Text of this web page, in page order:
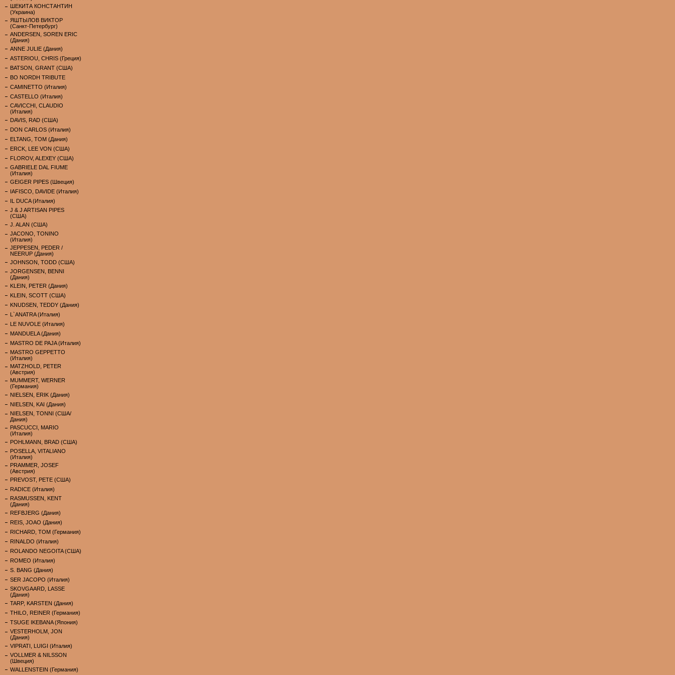
ШЕКИТА КОНСТАНТИН
(Украина)
ЯШТЫЛОВ ВИКТОР
(Санкт-Петербург)
ANDERSEN, SOREN ERIC
(Дания)
ANNE JULIE (Дания)
ASTERIOU, CHRIS (Греция)
BATSON, GRANT (США)
BO NORDH TRIBUTE
CAMINETTO (Италия)
CASTELLO (Италия)
CAVICCHI, CLAUDIO
(Италия)
DAVIS, RAD (США)
DON CARLOS (Италия)
ELTANG, TOM (Дания)
ERCK, LEE VON (США)
FLOROV, ALEXEY (США)
GABRIELE DAL FIUME
(Италия)
GEIGER PIPES (Швеция)
IAFISCO, DAVIDE (Италия)
IL DUCA (Италия)
J & J ARTISAN PIPES
(США)
J. ALAN (США)
JACONO, TONINO
(Италия)
JEPPESEN, PEDER /
NEERUP (Дания)
JOHNSON, TODD (США)
JORGENSEN, BENNI
(Дания)
KLEIN, PETER (Дания)
KLEIN, SCOTT (США)
KNUDSEN, TEDDY (Дания)
L`ANATRA (Италия)
LE NUVOLE (Италия)
MANDUELA (Дания)
MASTRO DE PAJA (Италия)
MASTRO GEPPETTO
(Италия)
MATZHOLD, PETER
(Австрия)
MUMMERT, WERNER
(Германия)
NIELSEN, ERIK (Дания)
NIELSEN, KAI (Дания)
NIELSEN, TONNI (США/
Дания)
PASCUCCI, MARIO
(Италия)
POHLMANN, BRAD (США)
POSELLA, VITALIANO
(Италия)
PRAMMER, JOSEF
(Австрия)
PREVOST, PETE (США)
RADICE (Италия)
RASMUSSEN, KENT
(Дания)
REFBJERG (Дания)
REIS, JOAO (Дания)
RICHARD, TOM (Германия)
RINALDO (Италия)
ROLANDO NEGOITA (США)
ROMEO (Италия)
S. BANG (Дания)
SER JACOPO (Италия)
SKOVGAARD, LASSE
(Дания)
TARP, KARSTEN (Дания)
THILO, REINER (Германия)
TSUGE IKEBANA (Япония)
VESTERHOLM, JON
(Дания)
VIPRATI, LUIGI (Италия)
VOLLMER & NILSSON
(Швеция)
WALLENSTEIN (Германия)